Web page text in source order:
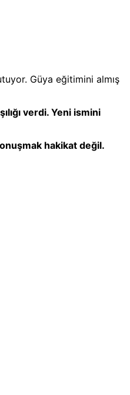
Güya eğitimini almış
verdi. Yeni ismini
hakikat değil.